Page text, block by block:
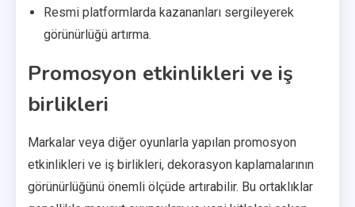
Resmi platformlarda kazananları sergileyerek
görünürlüğü artırma.
Promosyon etkinlikleri ve iş
birlikleri
Markalar veya diğer oyunlarla yapılan promosyon
etkinlikleri ve iş birlikleri, dekorasyon kaplamalarının
görünürlüğünü önemli ölçüde artırabilir. Bu ortaklıklar